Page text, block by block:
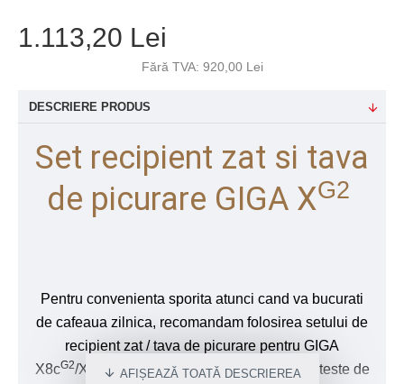
1.113,20 Lei
Fără TVA: 920,00 Lei
DESCRIERE PRODUS
Set recipient zat si tava
de picurare GIGA XG2
Pentru convenienta sporita atunci cand va bucurati
de cafeaua zilnica, recomandam folosirea setului de
recipient zat / tava de picurare pentru GIGA
X8cG2/X8 G2si GIGA X3c /X3
care va scuteste de